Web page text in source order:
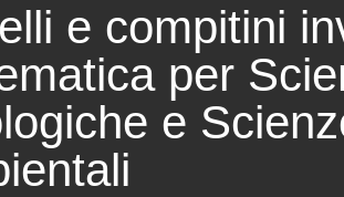
e compitini
per
e